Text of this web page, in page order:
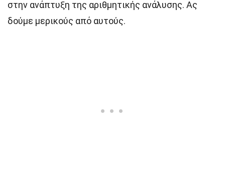
στην ανάπτυξη της αριθμητικής ανάλυσης. Ας
δούμε μερικούς από αυτούς.